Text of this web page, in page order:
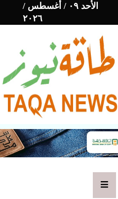
الأحد ٠٩ / أغسطس /
٢٠٢٦